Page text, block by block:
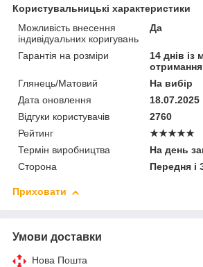
Користувальницькі характеристики
Можливість внесення
індивідуальних коригувань
Да
Гарантія на розміри
14 днів із
отримання
Глянець/Матовий
На вибір
Дата оновлення
18.07.2025
Відгуки користувачів
2760
Рейтинг
★★★★★
Термін виробництва
На день
Сторона
Передня і
Приховати
Умови доставки
Нова Пошта